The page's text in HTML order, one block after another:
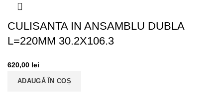
CULISANTA IN ANSAMBLU DUBLA
L=220MM 30.2X106.3
620,00 lei
ADAUGĂ ÎN COȘ